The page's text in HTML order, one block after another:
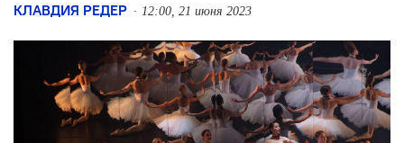
КЛАВДИЯ РЕДЕР 12:00, 21 июня 2023